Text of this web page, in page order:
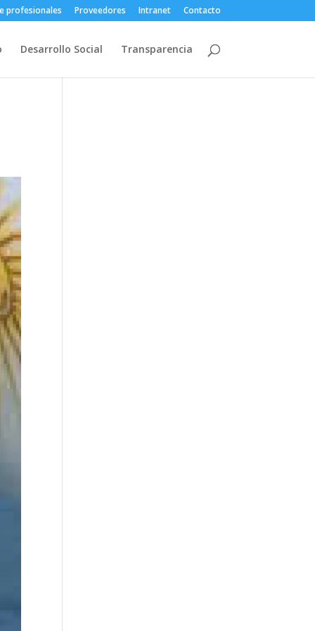
profesionales Proveedores Intranet Contacto
Desarrollo Social Transparencia